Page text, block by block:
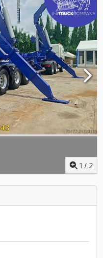
1 / 2